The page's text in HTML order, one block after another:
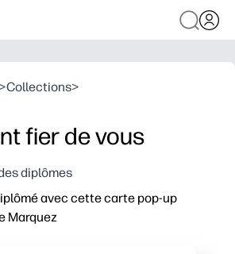
>Collections>
fier de vous
diplômes
avec cette carte pop-up
Marquez